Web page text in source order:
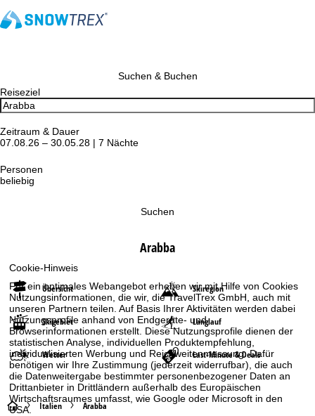
Cookie-Hinweis
Für ein optimales Webangebot erheben wir mit Hilfe von Cookies
Nutzungsinformationen, die wir, die TravelTrex GmbH, auch mit
unseren Partnern teilen. Auf Basis Ihrer Aktivitäten werden dabei
Nutzungsprofile anhand von Endgeräte- und
Browserinformationen erstellt. Diese Nutzungsprofile dienen der
statistischen Analyse, individuellen Produktempfehlung,
individualisierten Werbung und Reichweitenmessung. Dafür
benötigen wir Ihre Zustimmung (jederzeit widerrufbar), die auch
die Datenweitergabe bestimmter personenbezogener Daten an
Drittanbieter in Drittländern außerhalb des Europäischen
Wirtschaftsraumes umfasst, wie Google oder Microsoft in den
USA.
Suchen & Buchen
Reiseziel
Zeitraum & Dauer
07.08.26 – 30.05.28 | 7 Nächte
Personen
beliebig
Suchen
Arabba
Übersicht Skiregion
Skigebiet Langlauf
Wetter Last-Minute & Deals
S Italien Arabba